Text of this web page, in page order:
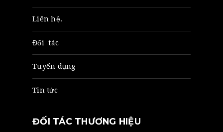
Liên hệ.
Đối tác
Tuyển dụng
Tin tức
ĐỐI TÁC THƯƠNG HIỆU